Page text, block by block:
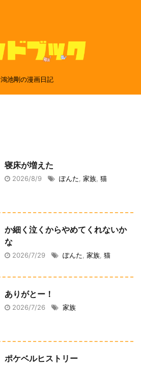
鴻池剛の漫画日記
寝床が増えた
2026/8/9 ぽんた 家族 猫
か細く泣くからやめてくれないか
な
2026/7/29 ぽんた 家族 猫
ありがとー！
2026/7/26 家族
ポケベルヒストリー